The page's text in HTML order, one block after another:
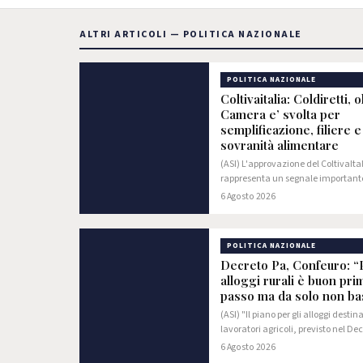
ALTRI ARTICOLI — POLITICA NAZIONALE
POLITICA NAZIONALE
Coltivaitalia: Coldiretti,
Camera e’ svolta per
semplificazione, filiere e
sovranità alimentare
(ASI) L'approvazione del
rappresenta un segnale
attenzione verso il mondo agricolo
6 Agosto 2026
POLITICA NAZIONALE
Decreto Pa, Confeuro:
alloggi rurali è buon
passo ma da solo non
(ASI) "Il piano per gli alloggi
lavoratori agricoli, previsto nel
varato dal Consiglio dei Ministri,
6 Agosto 2026